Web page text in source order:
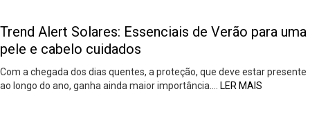
Trend Alert Solares: Essenciais de Verão para uma
pele e cabelo cuidados
Com a chegada dos dias quentes, a proteção, que deve estar presente
ao longo do ano, ganha ainda maior importância….
LER MAIS